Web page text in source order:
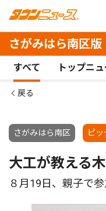
さがみはら南区版
すべて トップニ
戻る
さがみはら南区 ピッ
大工が教える
８月19日、親子で